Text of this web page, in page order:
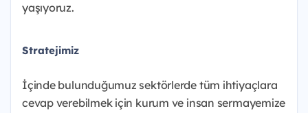
yaşıyoruz.
Stratejimiz
İçinde bulunduğumuz sektörlerde tüm ihtiyaçlara
cevap verebilmek için kurum ve insan sermayemize